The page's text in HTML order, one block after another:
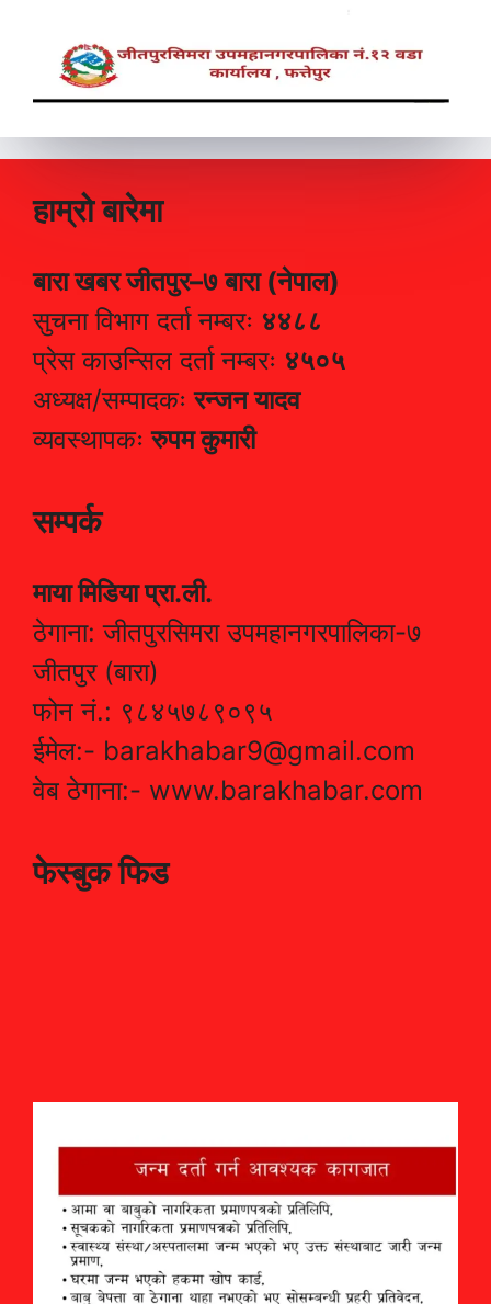
हाम्रो बारेमा
बारा खबर जीतपुर–७ बारा (नेपाल)
सुचना विभाग दर्ता नम्बरः ४४८८
प्रेस काउन्सिल दर्ता नम्बरः ४५०५
अध्यक्ष/सम्पादकःरन्जन यादव
व्यवस्थापकःरुपम कुमारी
सम्पर्क
माया मिडिया प्रा.ली.
ठेगाना: जीतपुरसिमरा उपमहानगरपालिका-७
जीतपुर (बारा)
फोन नं.: ९८४५७८९०९५
ईमेल:- barakhabar9@gmail.com
वेब ठेगाना:- www.barakhabar.com
फेस्बुक फिड